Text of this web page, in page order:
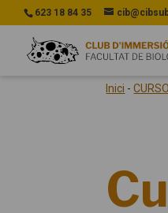
623 18 84 35
Inici -